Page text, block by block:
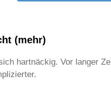
(mehr)
hartnäckig. Vor langer